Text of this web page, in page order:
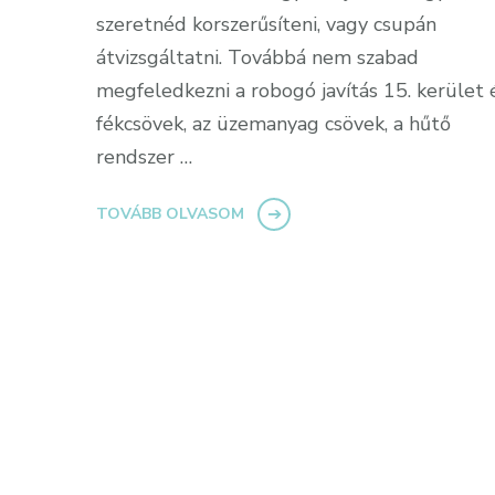
szeretnéd korszerűsíteni, vagy csupán
átvizsgáltatni. Továbbá nem szabad
megfeledkezni a robogó javítás 15. kerület
fékcsövek, az üzemanyag csövek, a hűtő
rendszer …
TOVÁBB OLVASOM